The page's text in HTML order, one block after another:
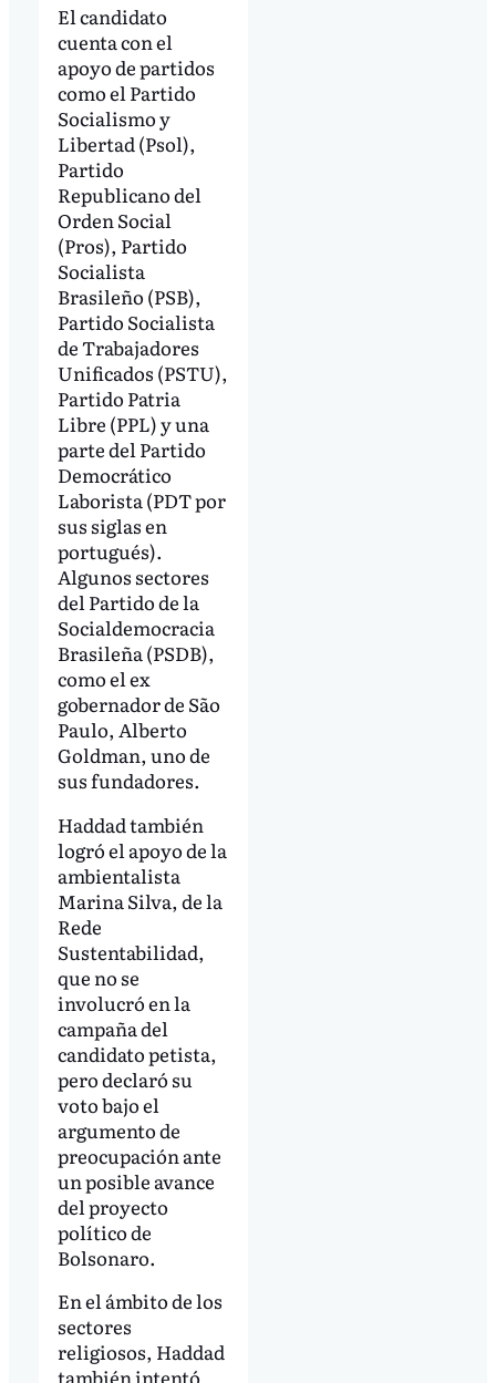
El candidato
cuenta con el
apoyo de partidos
como el Partido
Socialismo y
Libertad (Psol),
Partido
Republicano del
Orden Social
(Pros), Partido
Socialista
Brasileño (PSB),
Partido Socialista
de Trabajadores
Unificados (PSTU),
Partido Patria
Libre (PPL) y una
parte del Partido
Democrático
Laborista (PDT por
sus siglas en
portugués).
Algunos sectores
del Partido de la
Socialdemocracia
Brasileña (PSDB),
como el ex
gobernador de São
Paulo, Alberto
Goldman, uno de
sus fundadores.
Haddad también
logró el apoyo de la
ambientalista
Marina Silva, de la
Rede
Sustentabilidad,
que no se
involucró en la
campaña del
candidato petista,
pero declaró su
voto bajo el
argumento de
preocupación ante
un posible avance
del proyecto
político de
Bolsonaro.
En el ámbito de los
sectores
religiosos, Haddad
también intentó